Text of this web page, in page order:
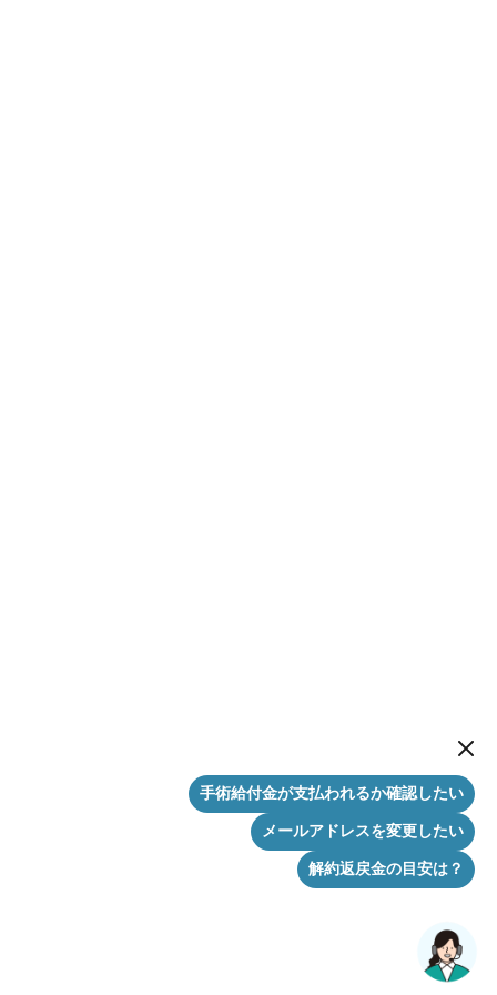
New
手術給付金が支払われるか確認したい
メールアドレスを変更したい
解約返戻金の目安は？